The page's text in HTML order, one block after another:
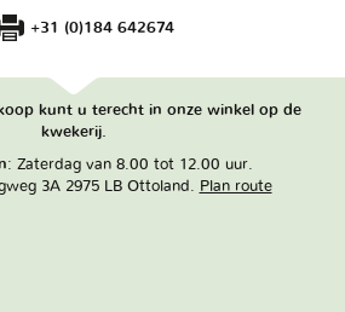
+31 (0)184 642674
kunt u terecht in onze winkel op de
kwekerij.
: Zaterdag van 8.00 tot 12.00 uur.
3A 2975 LB Ottoland. Plan route